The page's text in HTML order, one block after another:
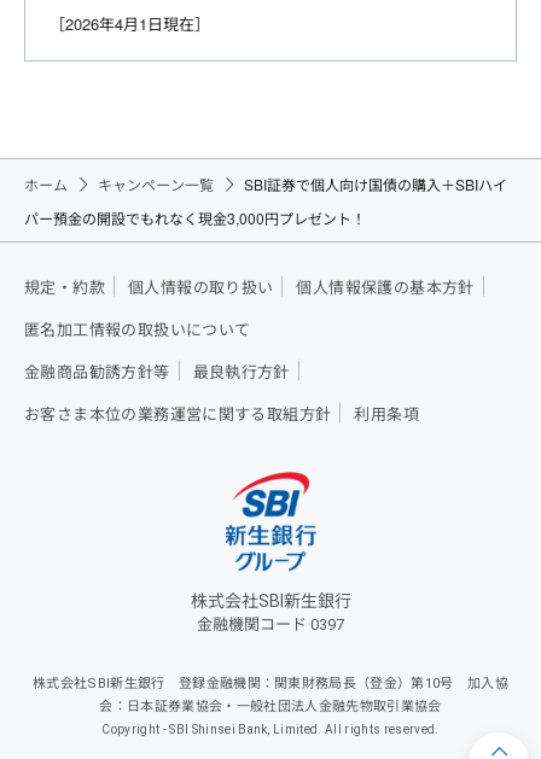
［2026年4月1日現在］
ホーム キャンペーン一覧
SBI証券で個人向け国債の購入＋SBIハイ
パー預金の開設でもれなく現金3,000円プレゼント！
規定・約款 個人情報の取り扱い 個人情報保護の基本方針
匿名加工情報の取扱いについて
金融商品勧誘方針等 最良執行方針
お客さま本位の業務運営に関する取組方針 利用条項
株式会社SBI新生銀行
金融機関コード 0397
株式会社SBI新生銀行 登録金融機関：関東財務局長（登金）第10号 加入協
会：日本証券業協会・一般社団法人金融先物取引業協会
Copyright - SBI Shinsei Bank, Limited. All rights reserved.